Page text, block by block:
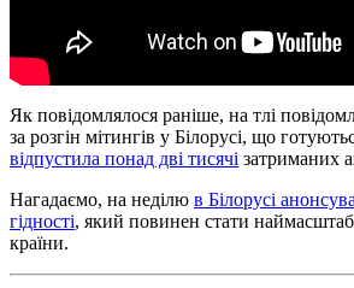
Як повідомлялося раніше, на тлі
за розгін мітингів у Білорусі, що
відпустила понад дві тисячі затриманих
Нагадаємо, на неділю в Білорусі
гідності, який повинен стати
країни.